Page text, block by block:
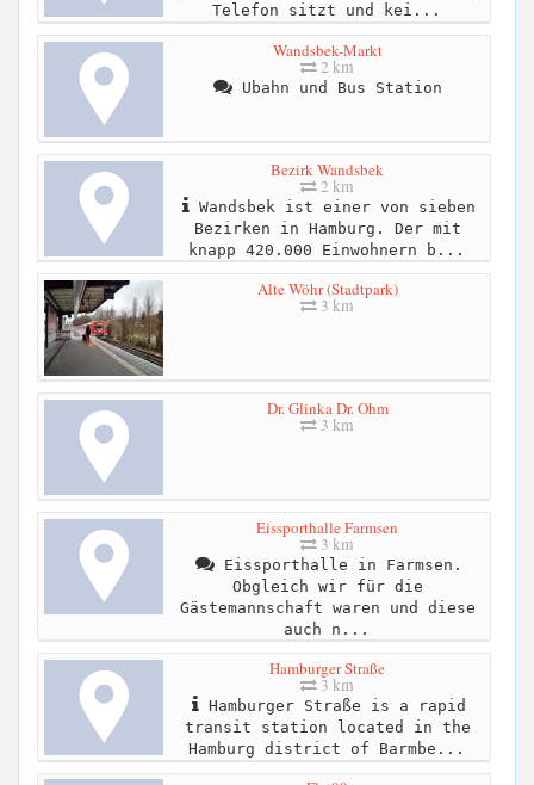
Telefon sitzt und kei...
Wandsbek-Markt
2 km
Ubahn und Bus Station
Bezirk Wandsbek
2 km
Wandsbek ist einer von sieben
Bezirken in Hamburg. Der mit
knapp 420.000 Einwohnern b...
Alte Wöhr (Stadtpark)
3 km
Dr. Glinka Dr. Ohm
3 km
Eissporthalle Farmsen
3 km
Eissporthalle in Farmsen.
Obgleich wir für die
Gästemannschaft waren und diese
auch n...
Hamburger Straße
3 km
Hamburger Straße is a rapid
transit station located in the
Hamburg district of Barmbe...